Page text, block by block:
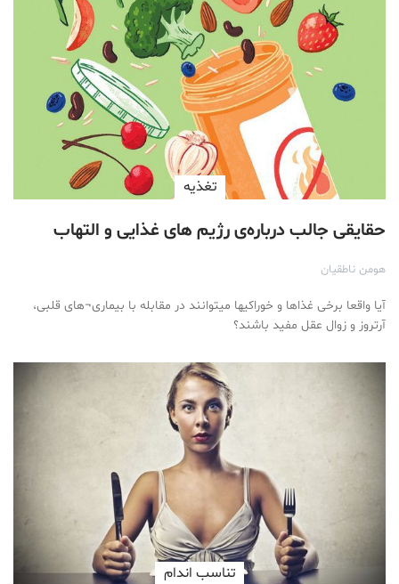
تغذیه
حقایقی جالب درباره‌ی رژیم های غذایی و التهاب
هومن ناطقیان
آیا واقعا برخی غذاها و خوراکیها میتوانند در مقابله با بیماری¬های قلبی،
آرتروز و زوال عقل مفید باشند؟
تناسب اندام